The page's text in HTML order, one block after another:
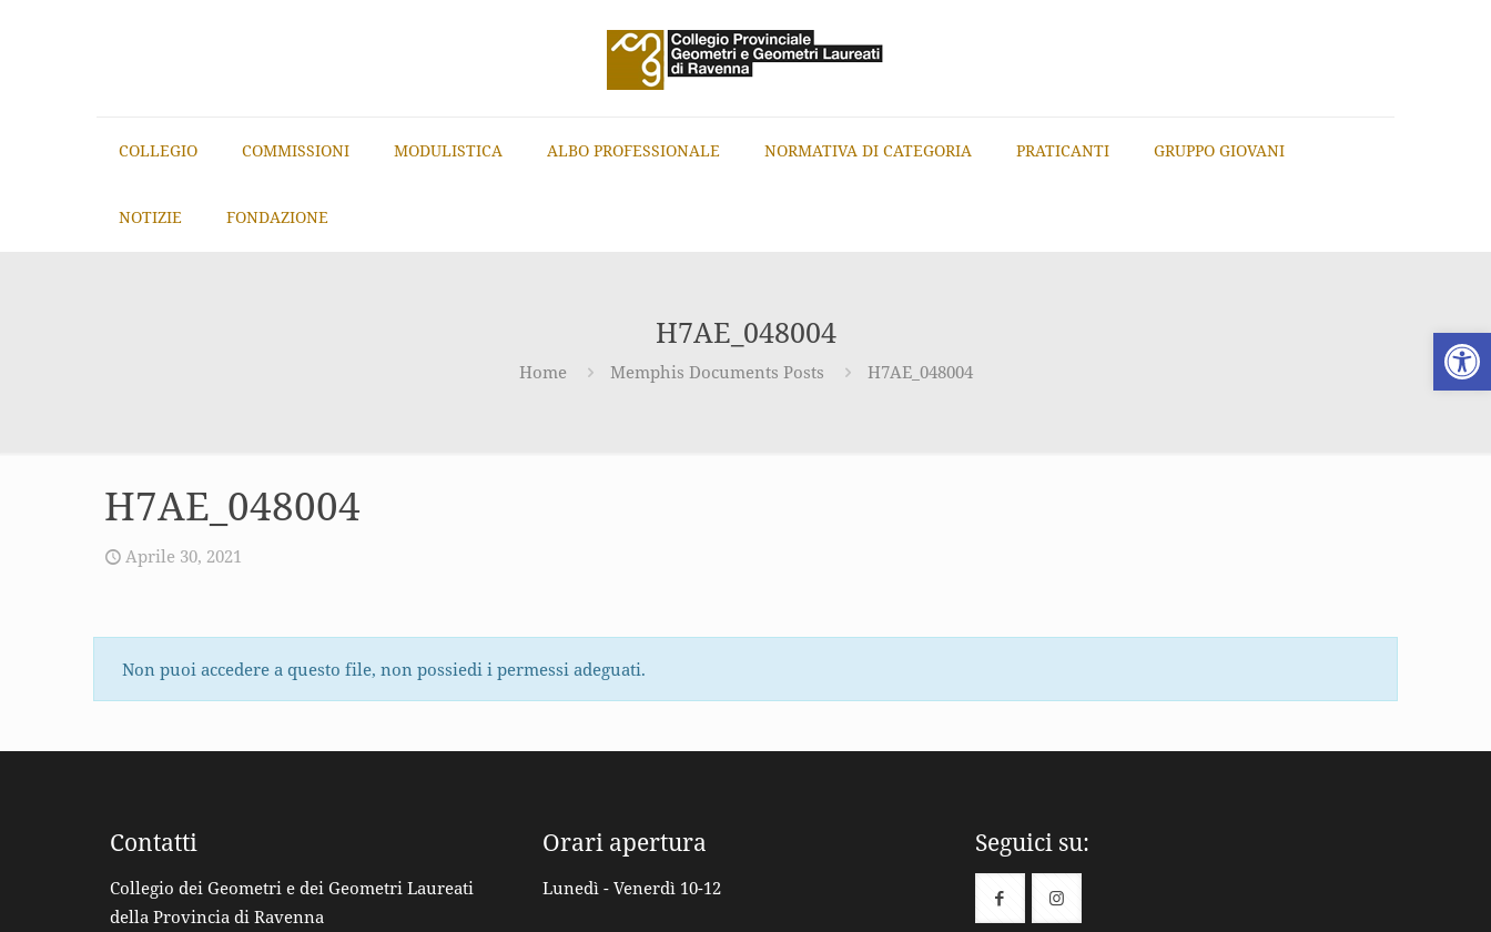
Apri
COLLEGIO COMMISSIONI MODULISTICA ALBO PROFESSIONALE NORMATIVA DI CATEGORIA PRATICANTI GRUPPO GIOVANI
NOTIZIE FONDAZIONE
H7AE_048004
Home Memphis Documents Posts H7AE_048004
H7AE_048004
Aprile 30, 2021
Non puoi accedere a questo file, non possiedi i permessi adeguati.
Contatti
Collegio dei Geometri e dei Geometri Laureati
della Provincia di Ravenna
Orari apertura
Lunedì - Venerdì 10-12
Seguici su: